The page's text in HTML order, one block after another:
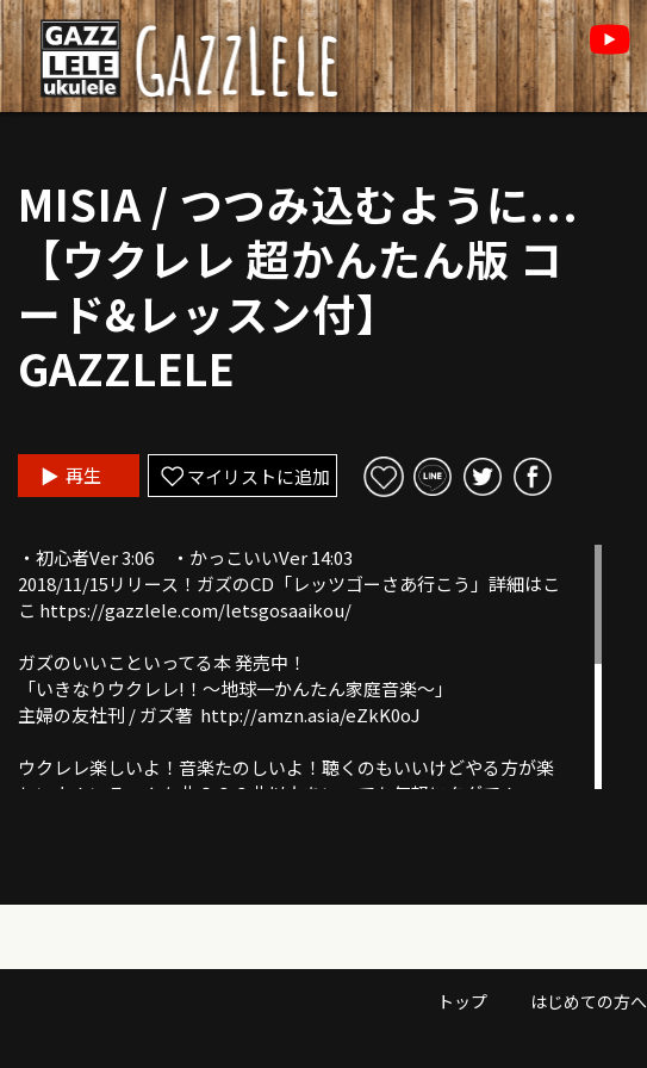
MISIA / つつみ込むように...
【ウクレレ 超かんたん版 コ
ード&レッスン付】
GAZZLELE
再生 マイリストに追加
・初心者Ver 3:06 ・かっこいいVer 14:03
2018/11/15リリース！ガズのCD「レッツゴーさあ行こう」詳細はこ
こ https://gazzlele.com/letsgosaaikou/
ガズのいいこといってる本 発売中！
「いきなりウクレレ!！〜地球一かんたん家庭音楽〜」
主婦の友社刊 / ガズ著 http://amzn.asia/eZkK0oJ
ウクレレ楽しいよ！音楽たのしいよ！聴くのもいいけどやる方が楽
しいよ！いろーんな曲６００曲以上をいつでも気軽にタダで！
トップ はじめての方へ